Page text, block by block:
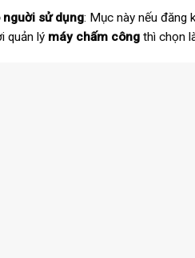
nguời sử dụng: Mục này nếu đăng
quản lý máy chấm công thì chọn